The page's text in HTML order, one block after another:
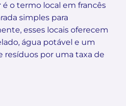
é o termo local em francês
simples para
esses locais oferecem
água potável e um
resíduos por uma taxa de